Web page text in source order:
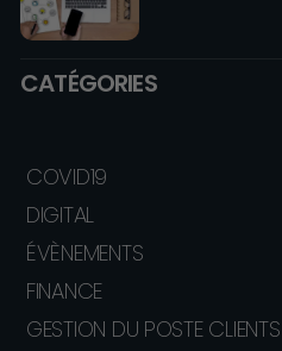
CATÉGORIES
COVID19
DIGITAL
ÉVÈNEMENTS
FINANCE
GESTION DU POSTE CLIENTS